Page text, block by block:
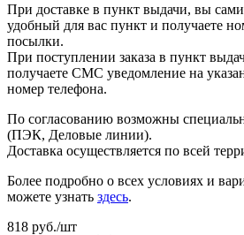
При доставке в пункт выдачи, вы
удобный для вас пункт и получаете
посылки.
При поступлении заказа в пункт
получаете СМС уведомление на
номер телефона.
По согласованию возможны
(ПЭК, Деловые линии).
Доставка осуществляется по всей
Более подробно о всех условиях и
можете узнать здесь.
818 руб./шт